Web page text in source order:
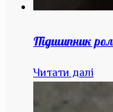
Підшипник
Читати далі